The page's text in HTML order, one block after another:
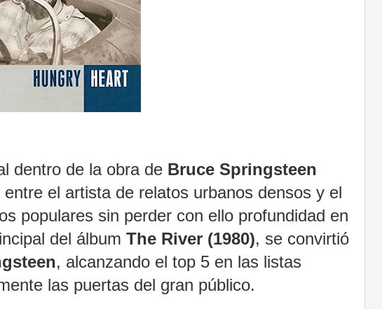
dentro de la obra de Bruce Springsteen
el artista de relatos urbanos densos y el
populares sin perder con ello profundidad en
del álbum The River (1980), se convirtió
, alcanzando el top 5 en las listas
las puertas del gran público.